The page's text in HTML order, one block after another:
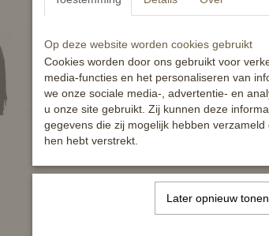
Op deze website worden cookies gebruikt
Cookies worden door ons gebruikt voor
media-functies en het personaliseren van
we onze sociale media-, advertentie- en
u onze site gebruikt. Zij kunnen deze
gegevens die zij mogelijk hebben
hen hebt verstrekt.
Later opnieuw tonen